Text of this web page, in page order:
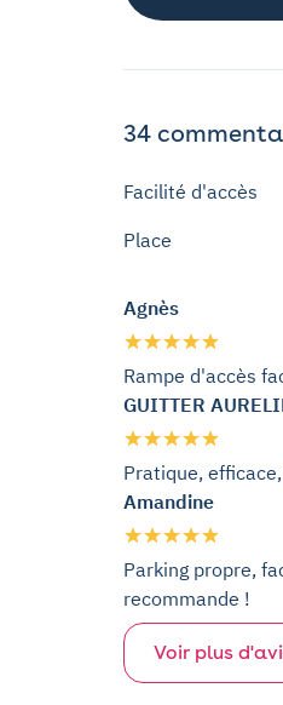
34
Facilité d'accès
Place
Agnès
Rampe d'accès
GUITTER
Pratique,
Amandine
Parking propre,
recommande !
Voir plus